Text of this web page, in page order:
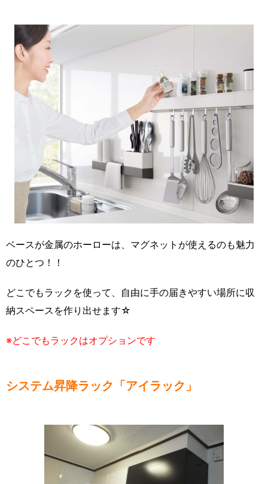
ベースが金属のホーローは、マグネットが使えるのも魅力
のひとつ！！
どこでもラックを使って、自由に手の届きやすい場所に収
納スペースを作り出せます☆
※どこでもラックはオプションです
システム昇降ラック「アイラック」